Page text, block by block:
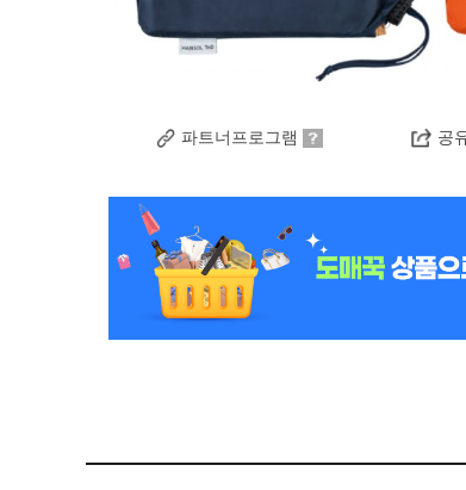
파트너프로그램 공